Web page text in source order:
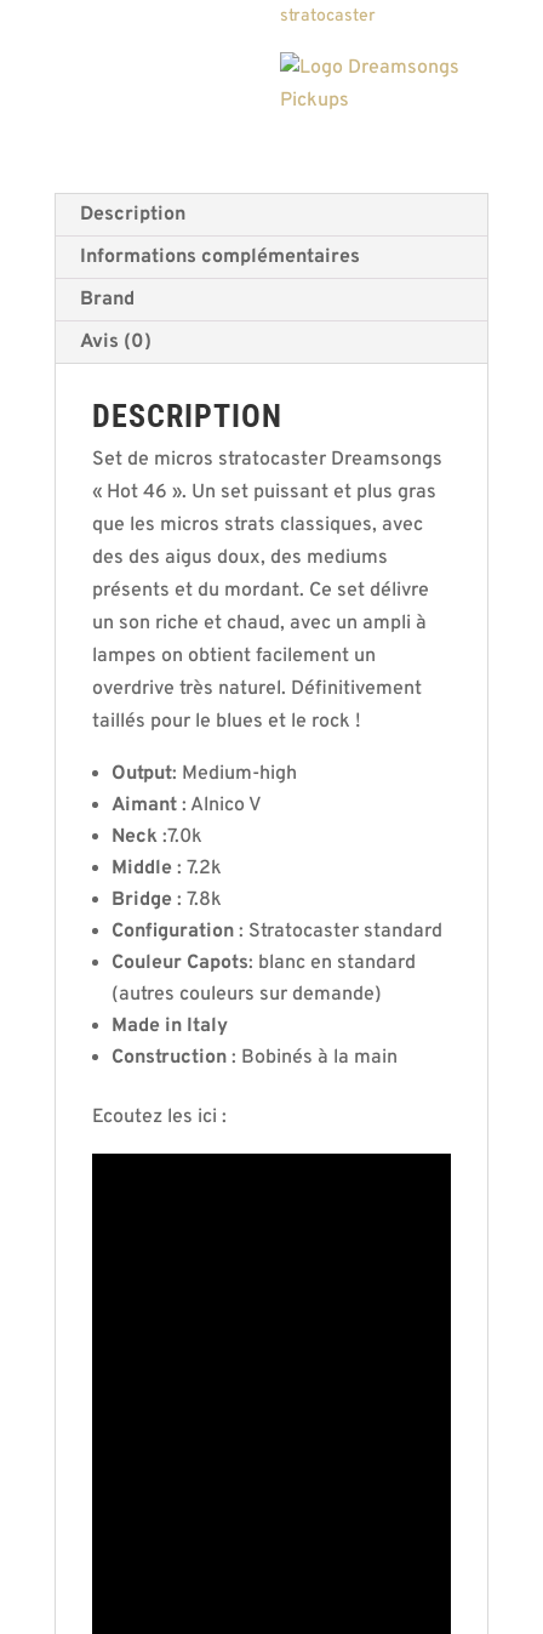
stratocaster
Description
Informations complémentaires
Brand
Avis (0)
DESCRIPTION
Set de micros stratocaster Dreamsongs
« Hot 46 ». Un set puissant et plus gras
que les micros strats classiques, avec
des des aigus doux, des mediums
présents et du mordant. Ce set délivre
un son riche et chaud, avec un ampli à
lampes on obtient facilement un
overdrive très naturel. Définitivement
taillés pour le blues et le rock !
Output: Medium-high
Aimant: Alnico V
Neck:7.0k
Middle: 7.2k
Bridge: 7.8k
Configuration: Stratocaster standard
Couleur Capots: blanc en standard
(autres couleurs sur demande)
Made in Italy
Construction: Bobinés à la main
Ecoutez les ici :